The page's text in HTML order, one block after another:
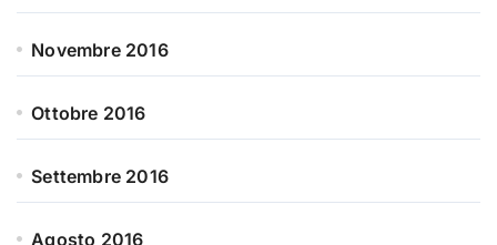
Novembre 2016
Ottobre 2016
Settembre 2016
Agosto 2016